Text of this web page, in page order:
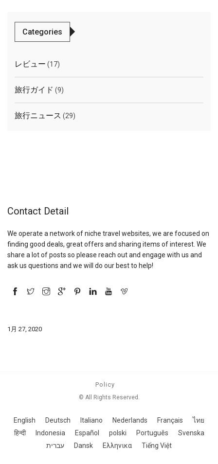
Categories
レビュー (17)
旅行ガイド (9)
旅行ニュース (29)
Contact Detail
We operate a network of niche travel websites, we are focused on
finding good deals, great offers and sharing items of interest. We
share a lot of posts so please reach out and engage with us and
ask us questions and we will do our best to help!
1月 27, 2020
Policy
© All Rights Reserved.
English Deutsch Italiano Nederlands Français
ไทย
हिन्दी
Indonesia Español polski Português
Svenska
עברית
Dansk Ελληνικα Tiếng Việt